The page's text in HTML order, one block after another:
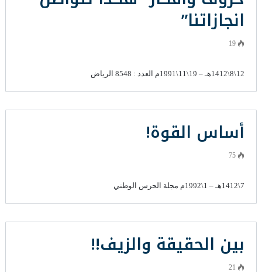
انجازاتنا”
19
12\8\1412هـ – 19\11\1991م العدد : 8548 الرياض
أساس القوة!
75
7\1412هـ – 1\1992م مجلة الحرس الوطني
بين الحقيقة والزيف!!
21